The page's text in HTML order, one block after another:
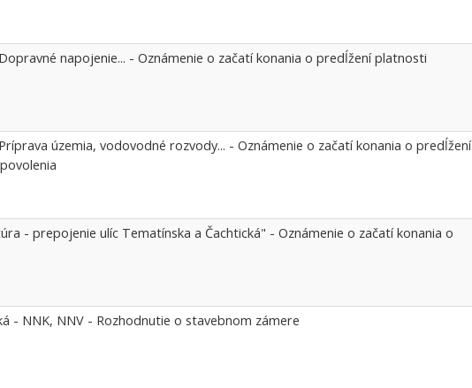
napojenie... - Oznámenie o začatí konania o predĺžení platnosti
územia, vodovodné rozvody... - Oznámenie o začatí konania o predĺžení
- prepojenie ulíc Tematínska a Čachtická" - Oznámenie o začatí konania o
- NNK, NNV - Rozhodnutie o stavebnom zámere